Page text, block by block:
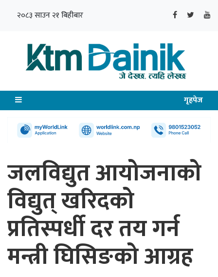
२०८३ साउन २१ बिहीबार
गृहपेज
जलविद्युत आयोजनाको
विद्युत् खरिदको
प्रतिस्पर्धी दर तय गर्न
मन्त्री घिसिङको आग्रह